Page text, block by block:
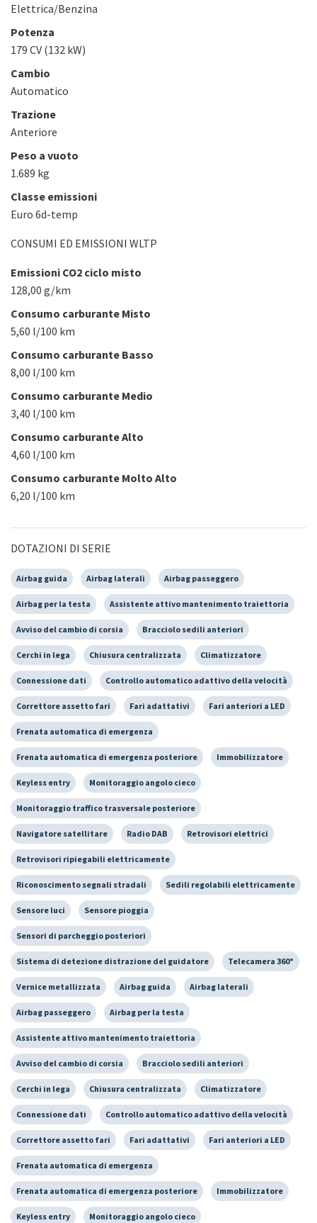
Elettrica/Benzina
Potenza
179 CV (132 kW)
Cambio
Automatico
Trazione
Anteriore
Peso a vuoto
1.689 kg
Classe emissioni
Euro 6d-temp
CONSUMI ED EMISSIONI WLTP
Emissioni CO2 ciclo misto
128,00 g/km
Consumo carburante Misto
5,60 l/100 km
Consumo carburante Basso
8,00 l/100 km
Consumo carburante Medio
3,40 l/100 km
Consumo carburante Alto
4,60 l/100 km
Consumo carburante Molto Alto
6,20 l/100 km
DOTAZIONI DI SERIE
Airbag guida Airbag laterali Airbag passeggero
Airbag per la testa Assistente attivo mantenimento traiettoria
Avviso del cambio di corsia Bracciolo sedili anteriori
Cerchi in lega Chiusura centralizzata Climatizzatore
Connessione dati Controllo automatico adattivo della velocità
Correttore assetto fari Fari adattativi Fari anteriori a LED
Frenata automatica di emergenza
Frenata automatica di emergenza posteriore Immobilizzatore
Keyless entry Monitoraggio angolo cieco
Monitoraggio traffico trasversale posteriore
Navigatore satellitare Radio DAB Retrovisori elettrici
Retrovisori ripiegabili elettricamente
Riconoscimento segnali stradali Sedili regolabili elettricamente
Sensore luci Sensore pioggia
Sensori di parcheggio posteriori
Sistema di detezione distrazione del guidatore Telecamera 360°
Vernice metallizzata Airbag guida Airbag laterali
Airbag passeggero Airbag per la testa
Assistente attivo mantenimento traiettoria
Avviso del cambio di corsia Bracciolo sedili anteriori
Cerchi in lega Chiusura centralizzata Climatizzatore
Connessione dati Controllo automatico adattivo della velocità
Correttore assetto fari Fari adattativi Fari anteriori a LED
Frenata automatica di emergenza
Frenata automatica di emergenza posteriore Immobilizzatore
Keyless entry Monitoraggio angolo cieco